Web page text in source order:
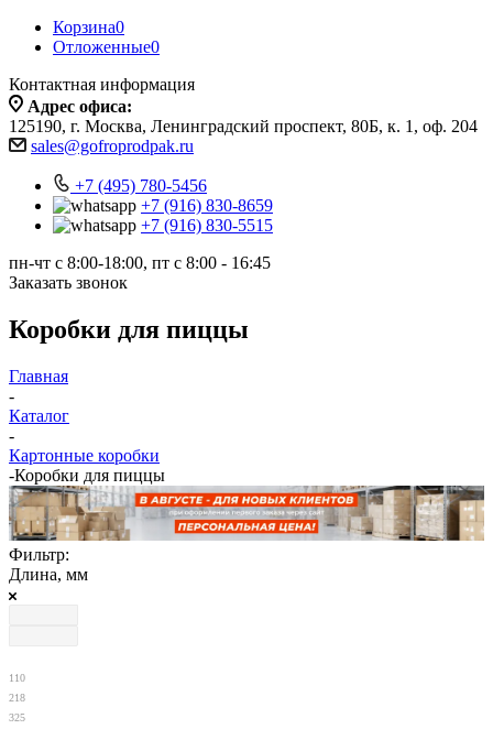
Корзина0
Отложенные0
Контактная информация
Адрес офиса:
125190, г. Москва, Ленинградский проспект, 80Б, к. 1, оф. 204
sales@gofroprodpak.ru
+7 (495) 780-5456
+7 (916) 830-8659
+7 (916) 830-5515
пн-чт c 8:00-18:00, пт с 8:00 - 16:45
Заказать звонок
Коробки для пиццы
Главная
-
Каталог
-
Картонные коробки
-Коробки для пиццы
Фильтр:
Длина, мм
110
218
325